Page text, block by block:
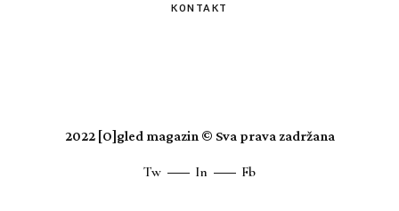
KONTAKT
2022 [O]gled magazin © Sva prava zadržana
Tw In Fb